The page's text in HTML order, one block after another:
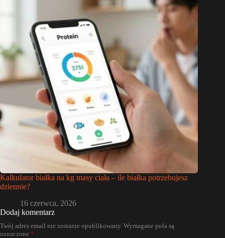
Kalkulator białka na kg masy ciała – ile białka potrzebujesz
dziennie?
16 czerwca, 2026
Dodaj komentarz
Twój adres email nie zostanie opublikowany. Wymagane pola są
oznaczone *